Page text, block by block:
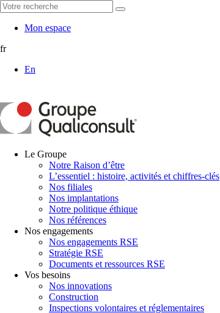
Mon espace
fr
En
Le Groupe
Notre Raison d’être
L’essentiel : histoire, activités et chiffres-clés
Nos filiales
Nos implantations
Notre politique éthique
Nos références
Nos engagements
Nos engagements RSE
Stratégie RSE
Documents et ressources RSE
Vos besoins
Nos innovations
Construction
Inspections volontaires et réglementaires